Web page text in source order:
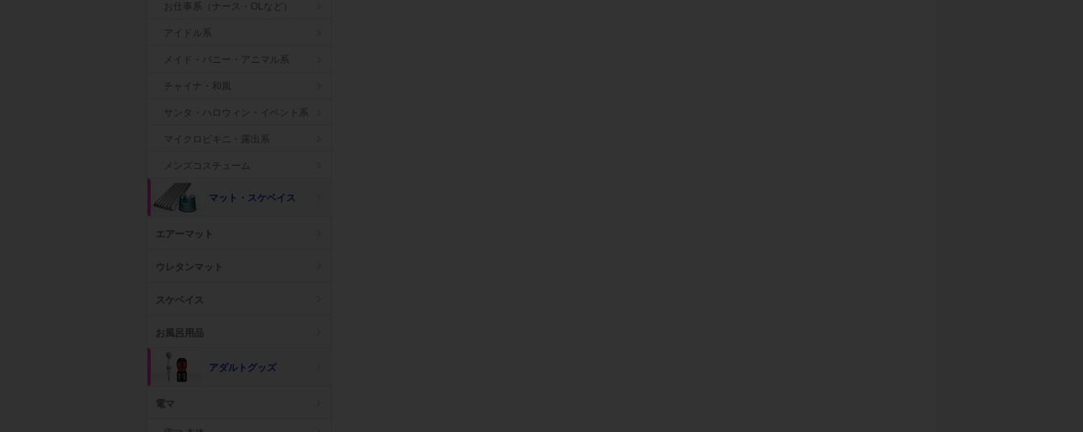
お仕事系（ナース・OLなど）
アイドル系
メイド・バニー・アニマル系
チャイナ・和風
サンタ・ハロウィン・イベント系
マイクロビキニ・露出系
メンズコスチューム
マット・スケベイス
エアーマット
ウレタンマット
スケベイス
お風呂用品
アダルトグッズ
電マ